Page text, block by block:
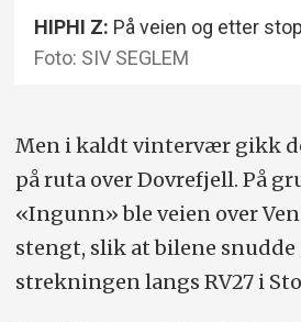
HIPHI Z: På veien og etter
Foto: SIV SEGLEM
Men i kaldt vintervær gikk
på ruta over Dovrefjell. På
«Ingunn» ble veien over
stengt, slik at bilene snudde
strekningen langs RV27 i